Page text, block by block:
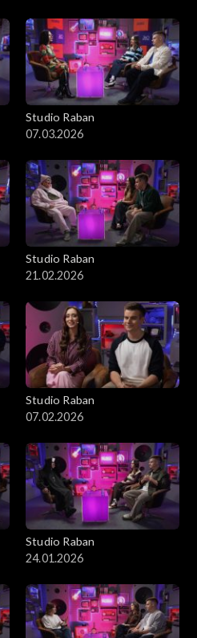
Studio Raban
07.03.2026
Studio Raban
21.02.2026
Studio Raban
07.02.2026
Studio Raban
24.01.2026